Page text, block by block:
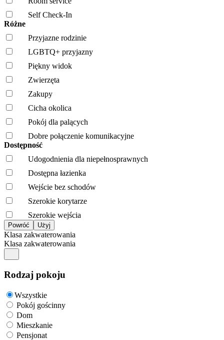
Self Check-In
Różne
Przyjazne rodzinie
LGBTQ+ przyjazny
Piękny widok
Zwierzęta
Zakupy
Cicha okolica
Pokój dla palących
Dobre połączenie komunikacyjne
Dostępność
Udogodnienia dla niepełnosprawnych
Dostępna łazienka
Wejście bez schodów
Szerokie korytarze
Szerokie wejścia
Klasa zakwaterowania
Klasa zakwaterowania
Rodzaj pokoju
Wszystkie
Pokój gościnny
Dom
Mieszkanie
Pensjonat